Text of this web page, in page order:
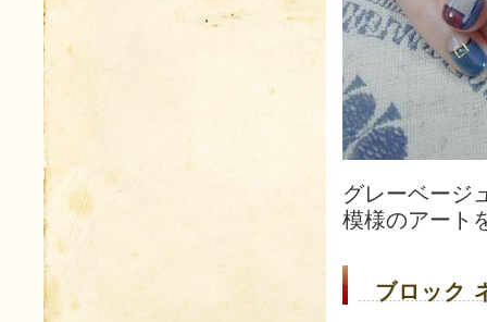
グレーベージ
模様のアート
ブロック